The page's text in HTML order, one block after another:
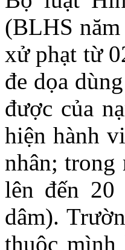
(BLHS
xử phạt từ
đe dọa
được của
hiện hành
nhân; trong
lên đến 20
dâm).
thuộc mình